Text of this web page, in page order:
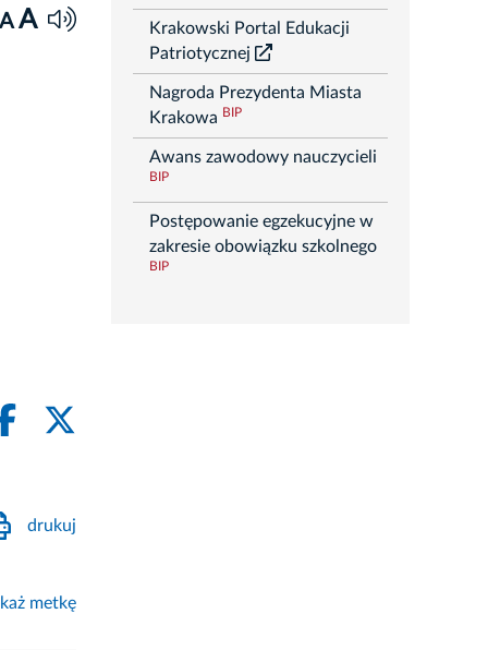
A A
drukuj
metkę
Krakowski Portal Edukacji
Patriotycznej
Nagroda Prezydenta Miasta
Krakowa BIP
Awans zawodowy nauczycieli
BIP
Postępowanie egzekucyjne w
zakresie obowiązku szkolnego
BIP